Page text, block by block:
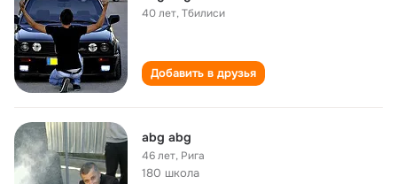
40 лет,Тбилиси
Добавить в друзья
abg abg
46 лет, Рига
180 школа